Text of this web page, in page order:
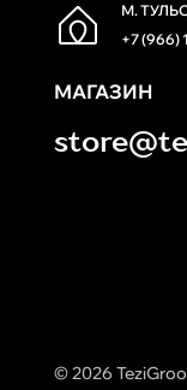
М.
+7 (966)
МАГАЗИН
© 2026